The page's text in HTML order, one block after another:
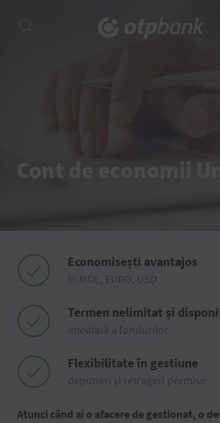
Cont de economii
Economisești avantajos
în MDL, EURO, USD
Termen nelimitat și
imediată a fondurilor
Flexibilitate în gestiune
depuneri și retrageri permise
Atunci când ai o afacere de gestionat, o